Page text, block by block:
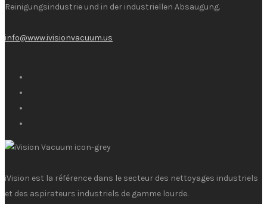
Reinigungsindustrie und in der industriellen Absaugung.
info@www.ivisionvacuum.us
iVision est la référence dans le secteur des nettoyages industriels
et des aspirateurs industriels de gamme lourde.